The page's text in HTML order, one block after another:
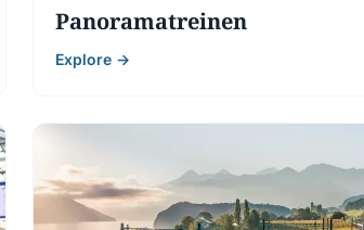
Panoramatreinen
Explore →